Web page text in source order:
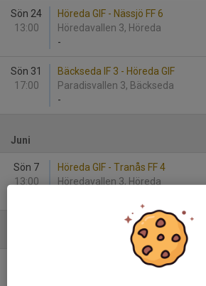
Sön 24
13:00
Höreda GIF - Nässjö FF 6
Höredavallen 3, Höreda
-
Sön 31
17:00
Bäckseda IF 3 - Höreda GIF
Paradisvallen 3, Bäckseda
-
Juni
Sön 7
13:00
Höreda GIF - Tranås FF 4
Höredavallen 3, Höreda
Höreda GIF - IF Eksjö Fotboll 8